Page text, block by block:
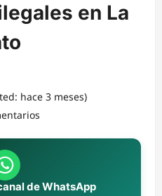
en La
hace 3 meses)
de WhatsApp